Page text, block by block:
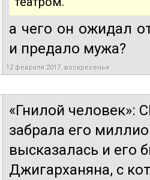
а чего он ожидал
и предало мужа?
12 февраля 2017, воскресенье
«Гнилой человек»:
забрала его
высказалась и
Джигарханяна, с